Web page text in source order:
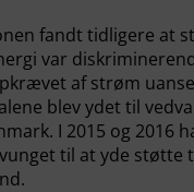
fandt tidligere at
var
af strøm
blev ydet til
I 2015 og 2016
til at yde støtte